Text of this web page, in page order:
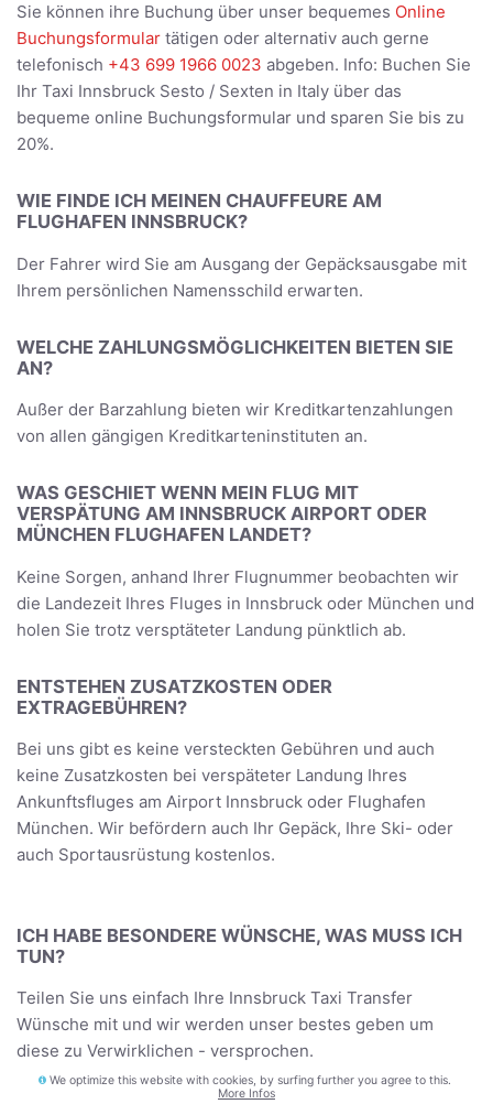
Sie können ihre Buchung über unser bequemes Online
Buchungsformular tätigen oder alternativ auch gerne
telefonisch +43 699 1966 0023 abgeben. Info: Buchen Sie
Ihr Taxi Innsbruck Sesto / Sexten in Italy über das
bequeme online Buchungsformular und sparen Sie bis zu
20%.
WIE FINDE ICH MEINEN CHAUFFEURE AM
FLUGHAFEN INNSBRUCK?
Der Fahrer wird Sie am Ausgang der Gepäcksausgabe mit
Ihrem persönlichen Namensschild erwarten.
WELCHE ZAHLUNGSMÖGLICHKEITEN BIETEN SIE
AN?
Außer der Barzahlung bieten wir Kreditkartenzahlungen
von allen gängigen Kreditkarteninstituten an.
WAS GESCHIET WENN MEIN FLUG MIT
VERSPÄTUNG AM INNSBRUCK AIRPORT ODER
MÜNCHEN FLUGHAFEN LANDET?
Keine Sorgen, anhand Ihrer Flugnummer beobachten wir
die Landezeit Ihres Fluges in Innsbruck oder München und
holen Sie trotz versptäteter Landung pünktlich ab.
ENTSTEHEN ZUSATZKOSTEN ODER
EXTRAGEBÜHREN?
Bei uns gibt es keine versteckten Gebühren und auch
keine Zusatzkosten bei verspäteter Landung Ihres
Ankunftsfluges am Airport Innsbruck oder Flughafen
München. Wir befördern auch Ihr Gepäck, Ihre Ski- oder
auch Sportausrüstung kostenlos.
ICH HABE BESONDERE WÜNSCHE, WAS MUSS ICH
TUN?
Teilen Sie uns einfach Ihre Innsbruck Taxi Transfer
Wünsche mit und wir werden unser bestes geben um
diese zu Verwirklichen - versprochen.
We optimize this website with cookies, by surfing further you agree to this.
More Infos